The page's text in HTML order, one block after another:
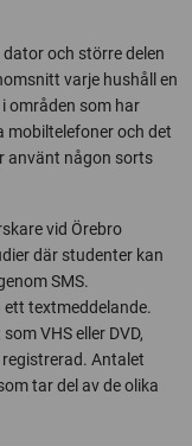
och större delen
varje hushåll en
områden som har
mobiltelefoner och det
använt någon sorts
vid Örebro
där studenter kan
SMS.
textmeddelande.
VHS eller DVD,
Antalet
tar del av de olika